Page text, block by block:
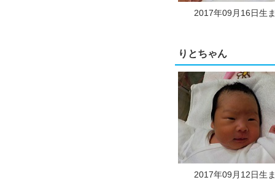
2017年09月16日生
りとちゃん
2017年09月12日生